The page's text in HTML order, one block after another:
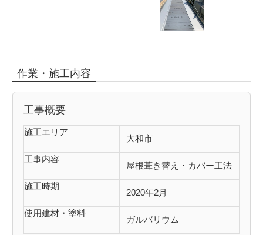
作業・施工内容
工事概要
施工エリア
大和市
工事内容
屋根葺き替え・カバー工法
施工時期
2020年2月
使用建材・塗料
ガルバリウム